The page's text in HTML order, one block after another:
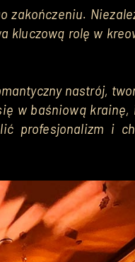
zakończeniu.
kluczową rolę w
nastrój,
w baśniową
profesjonalizm i